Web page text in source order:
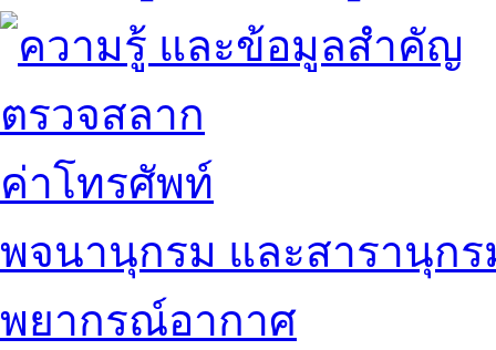
ตรวจสลาก
ค่าโทรศัพท์
พจนานุกรม และสารานุกร
พยากรณ์อากาศ